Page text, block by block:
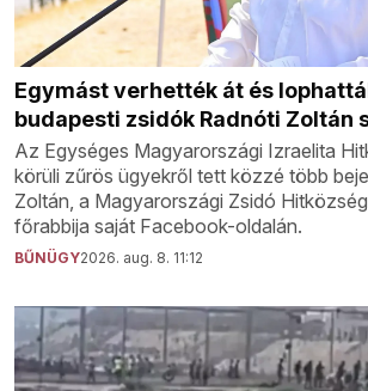
Egymást verhették át és
budapesti zsidók Radnóti Zoltán
Az Egységes Magyarországi Izraelita
körüli zűrös ügyekről tett közzé több
Zoltán, a Magyarországi Zsidó
főrabbija saját Facebook-oldalán.
BŰNÜGY2026. aug. 8. 11:12